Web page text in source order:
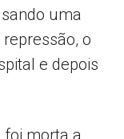
uma
o
e depois
foi morta a